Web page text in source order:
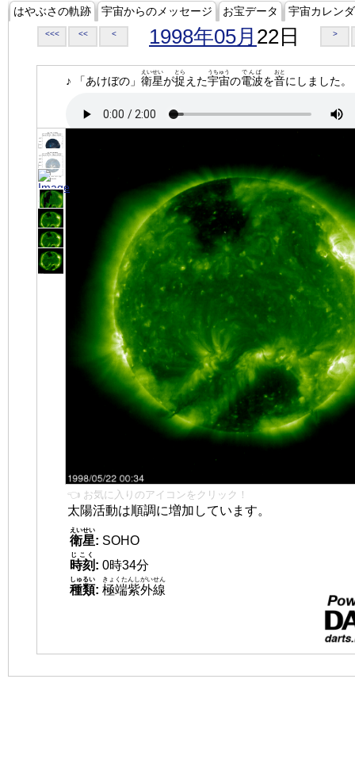
はやぶさの軌跡 宇宙からのメッセージ お宝データ 宇宙カレン
<<< << < 1998年05月 22日 >
♪ 「あけぼの」 衛星
えいせい
が捉
とら
えた宇宙
うちゅう
の電波
でんぱ
を音
おと
にしました。
👈 お気に入りのアイコンをクリック！
太陽活動は順調に増加しています。
衛星
えいせい
: SOHO
時刻
じこく
: 0時34分
種類
しゅるい
: 極端紫外線
きょくたんしがいせん